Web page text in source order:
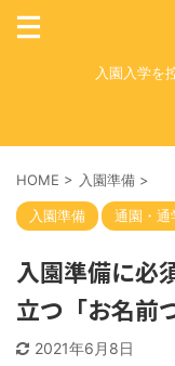
入園入学を
HOME > 入園準備 >
入園準備 通園・通
入園準備に必
立つ「お名前
2021年6月8日